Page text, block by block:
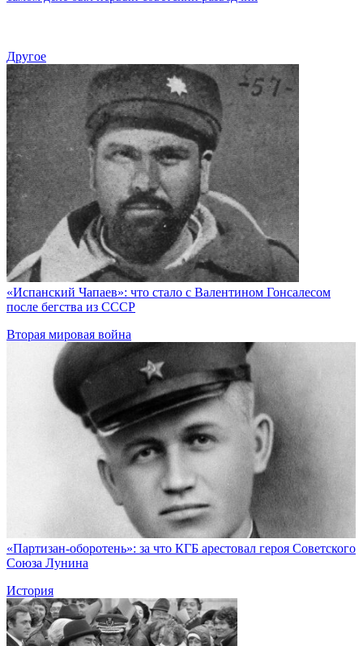
Другое
«Испанский Чапаев»: что стало с Валентином Гонсалесом
после бегства из СССР
Вторая мировая война
«Партизан-оборотень»: за что КГБ арестовал героя Советского
Союза Лунина
История